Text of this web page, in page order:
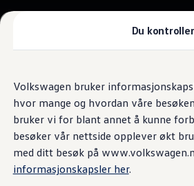
Du
Volkswagen bruker
hvor mange og hvordan våre
bruker vi for blant annet å kunne
besøker vår nettside opplever økt
med ditt besøk på
informasjonskapsler her.
hovedinnhold
til
footer
ID. Buzz GTX Lang Varebil
Kampanjer
ID. Polo
ID.3
ID.3 Neo
ID.4
ID.7 Tourer
Våre varebiler
Prislister
Gumpens Auto
4.7|406